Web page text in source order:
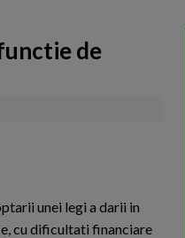
de
unei legi a darii in
cu dificultati financiare